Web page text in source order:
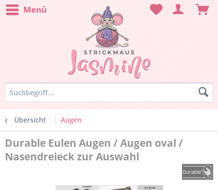
Menü
Übersicht Augen
Durable Eulen Augen / Augen oval /
Nasendreieck zur Auswahl